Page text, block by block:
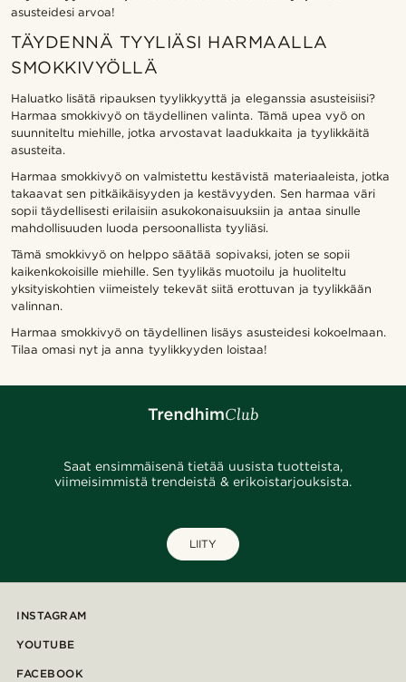
asusteidesi arvoa!
TÄYDENNÄ TYYLIÄSI HARMAALLA
SMOKKIVYÖLLÄ
Haluatko lisätä ripauksen tyylikkyyttä ja eleganssia asusteisiisi?
Harmaa smokkivyö on täydellinen valinta. Tämä upea vyö on
suunniteltu miehille, jotka arvostavat laadukkaita ja tyylikkäitä
asusteita.
Harmaa smokkivyö on valmistettu kestävistä materiaaleista, jotka
takaavat sen pitkäikäisyyden ja kestävyyden. Sen harmaa väri
sopii täydellisesti erilaisiin asukokonaisuuksiin ja antaa sinulle
mahdollisuuden luoda persoonallista tyyliäsi.
Tämä smokkivyö on helppo säätää sopivaksi, joten se sopii
kaikenkokoisille miehille. Sen tyylikäs muotoilu ja huoliteltu
yksityiskohtien viimeistely tekevät siitä erottuvan ja tyylikkään
valinnan.
Harmaa smokkivyö on täydellinen lisäys asusteidesi kokoelmaan.
Tilaa omasi nyt ja anna tyylikkyyden loistaa!
Saat ensimmäisenä tietää uusista tuotteista,
viimeisimmistä trendeistä & erikoistarjouksista.
LIITY
INSTAGRAM
YOUTUBE
FACEBOOK